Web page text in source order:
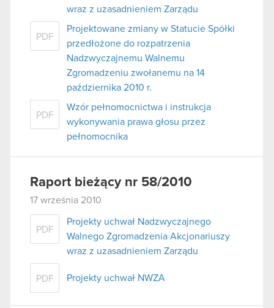
wraz z uzasadnieniem Zarządu
PDF
Projektowane zmiany w Statucie Spółki
przedłożone do rozpatrzenia
Nadzwyczajnemu Walnemu
Zgromadzeniu zwołanemu na 14
października 2010 r.
PDF
Wzór pełnomocnictwa i instrukcja
wykonywania prawa głosu przez
pełnomocnika
Raport bieżący nr 58/2010
17 września 2010
PDF
Projekty uchwał Nadzwyczajnego
Walnego Zgromadzenia Akcjonariuszy
wraz z uzasadnieniem Zarządu
PDF Projekty uchwał NWZA